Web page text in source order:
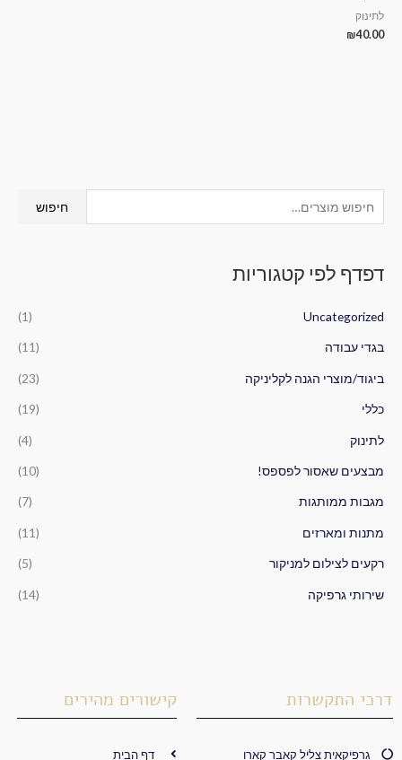
י
ו
ע
ב
:
חיפוש
דפדף לפי קטגוריות
Uncategorized
(1)
בגדי עבודה (11)
ביגוד/מוצרי הגנה לקליניקה (23)
כללי (19)
לתינוק (4)
מבצעים שאסור לפספס! (10)
מגבות ממותגות (7)
מתנות ומארזים (11)
רקעים לצילום למניקור (5)
שירותי גרפיקה (14)
לתינוק
₪40.00
דרכי התקשרות
גרפיקאית צליל קאבר קארו
קישורים מהירים
דף הבית